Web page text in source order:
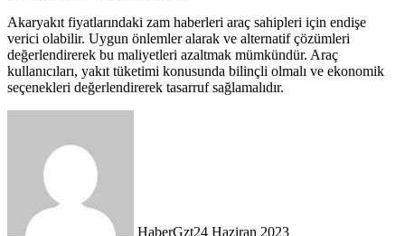
Akaryakıt fiyatlarındaki zam haberleri araç sahipleri için endişe
verici olabilir. Uygun önlemler alarak ve alternatif çözümleri
değerlendirerek bu maliyetleri azaltmak mümkündür. Araç
kullanıcıları, yakıt tüketimi konusunda bilinçli olmalı ve ekonomik
seçenekleri değerlendirerek tasarruf sağlamalıdır.
HaberGzt24 Haziran 2023